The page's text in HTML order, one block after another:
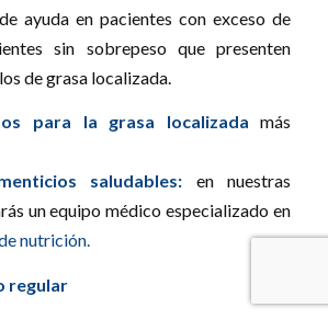
ayuda en pacientes con exceso de
sin sobrepeso que presenten
de grasa localizada.
para la grasa localizada más
saludables: en nuestras
un equipo médico especializado en
nutrición.
regular